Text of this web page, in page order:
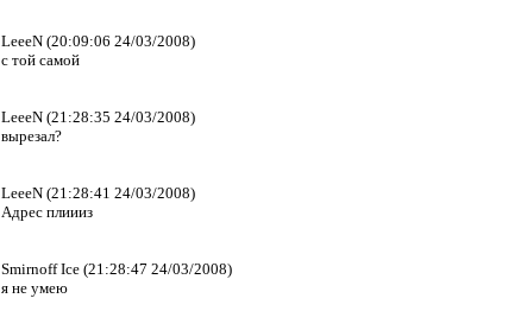
LeeeN (20:09:06 24/03/2008)
с той самой
LeeeN (21:28:35 24/03/2008)
вырезал?
LeeeN (21:28:41 24/03/2008)
Адрес плиииз
Smirnoff Ice (21:28:47 24/03/2008)
я не умею